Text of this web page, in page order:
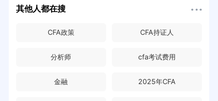
其他人都在搜
CFA政策 CFA持证人
分析师 cfa考试费用
金融 2025年CFA